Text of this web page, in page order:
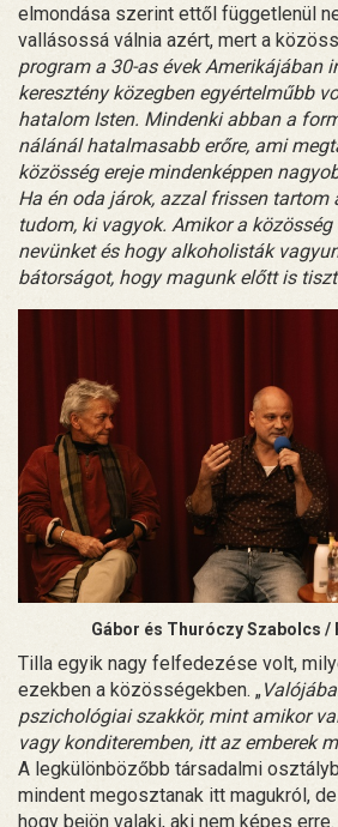
elmondása szerint ettől függetlenül
vallásossá válnia azért, mert a
program a 30-as évek Amerikájában
keresztény közegben egyértelműbb
hatalom Isten. Mindenki abban a
nálánál hatalmasabb erőre, ami
közösség ereje mindenképpen
Ha én oda járok, azzal frissen tartom
tudom, ki vagyok. Amikor a
nevünket és hogy alkoholisták
bátorságot, hogy magunk előtt is
Gábor és Thuróczy Szabolcs /
Tilla egyik nagy felfedezése volt,
ezekben a közösségekben. „
pszichológiai szakkör, mint amikor
vagy konditeremben, itt az emberek
A legkülönbözőbb társadalmi
mindent megosztanak itt magukról,
hogy bejön valaki, aki nem képes